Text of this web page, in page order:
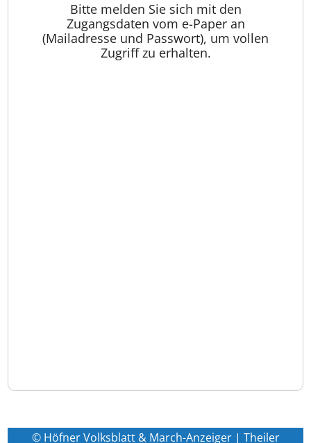
Bitte melden Sie sich mit den
Zugangsdaten vom e-Paper an
(Mailadresse und Passwort), um vollen
Zugriff zu erhalten.
© Höfner Volksblatt & March-Anzeiger | Theiler